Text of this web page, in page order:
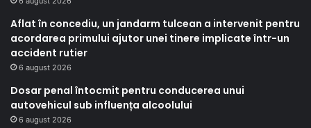
Aflat în concediu, un jandarm tulcean a intervenit pentru
acordarea primului ajutor unei tinere implicate într-un
accident rutier
6 august 2026
Dosar penal întocmit pentru conducerea unui
autovehicul sub influența alcoolului
6 august 2026